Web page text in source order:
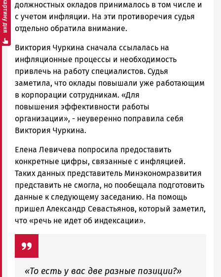
должностных окладов принималось в том числе и
с учетом инфляции. На эти противоречия судья
отдельно обратила внимание.
Виктория Чуркина сначала ссылалась на
инфляционные процессы и необходимость
привлечь на работу специалистов. Судья
заметила, что оклады повышали уже работающим
в корпорации сотрудникам. «Для
повышения эффективности работы
организации», - неуверенно поправила себя
Виктория Чуркина.
Елена Левичева попросила предоставить
конкретные цифры, связанные с инфляцией.
Таких данных представитель Минэкономразвития
представить не смогла, но пообещала подготовить
данные к следующему заседанию. На помощь
пришел Александр Севастьянов, который заметил,
что «речь не идет об индексации».
«То есть у вас две разные позиции?»